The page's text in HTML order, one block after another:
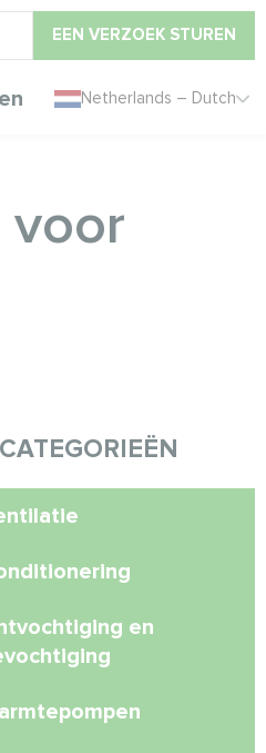
EEN VERZOEK STUREN
Netherlands – Dutch
en